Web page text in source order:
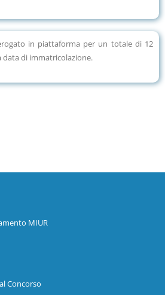
in piattaforma per un totale di 12
data di immatricolazione.
MIUR
Concorso